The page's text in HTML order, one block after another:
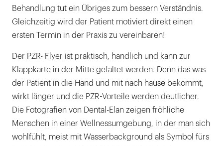
Behandlung tut ein Übriges zum bessern Verständnis.
Gleichzeitig wird der Patient motiviert direkt einen
ersten Termin in der Praxis zu vereinbaren!
Der PZR- Flyer ist praktisch, handlich und kann zur
Klappkarte in der Mitte gefaltet werden. Denn das was
der Patient in die Hand und mit nach hause bekommt,
wirkt länger und die PZR-Vorteile werden deutlicher.
Die Fotografien von Dental-Elan zeigen fröhliche
Menschen in einer Wellnessumgebung, in der man sich
wohlfühlt, meist mit Wasserbackground als Symbol fürs